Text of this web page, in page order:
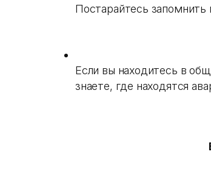
Постарайтесь
Если вы находитесь в
знаете, где находятся